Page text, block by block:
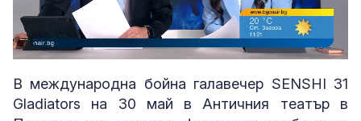
Unmute Loaded:
В международна бойна галавечер SENSHI 31
Gladiators на 30 май в Античния театър в